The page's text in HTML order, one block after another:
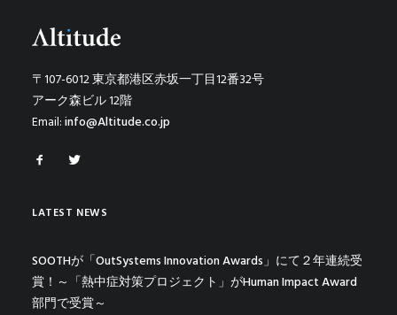
〒107-6012 東京都港区赤坂一丁目12番32号
アーク森ビル 12階
Email:info@Altitude.co.jp
LATEST NEWS
SOOTHが「OutSystems Innovation Awards」にて２年連続受
賞！～「熱中症対策プロジェクト」がHuman Impact Award
部門で受賞～